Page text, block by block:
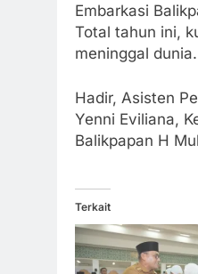
Embarkasi
Total tahun ini,
meninggal dunia.
Hadir, Asisten
Yenni Eviliana,
Balikpapan H
Terkait